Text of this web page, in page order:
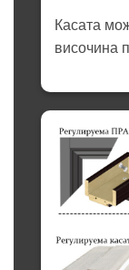
Касата
височина